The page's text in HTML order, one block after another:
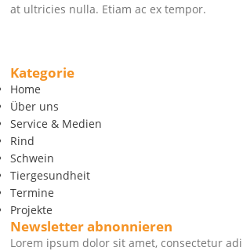
at ultricies nulla. Etiam ac ex tempor.
Kategorie
Home
Über uns
Service & Medien
Rind
Schwein
Tiergesundheit
Termine
Projekte
Newsletter abnonnieren
Lorem ipsum dolor sit amet, consectetur